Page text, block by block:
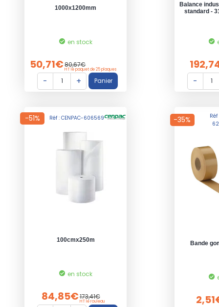
1000x1200mm
en stock
50,71€80,67€
HT le paquet de 25 plaques
Balance
standard -
-51% Réf : CENPAC-606569
100cmx250m
en stock
84,85€173,41€
HT le rouleau
-35%
Réf
Bande